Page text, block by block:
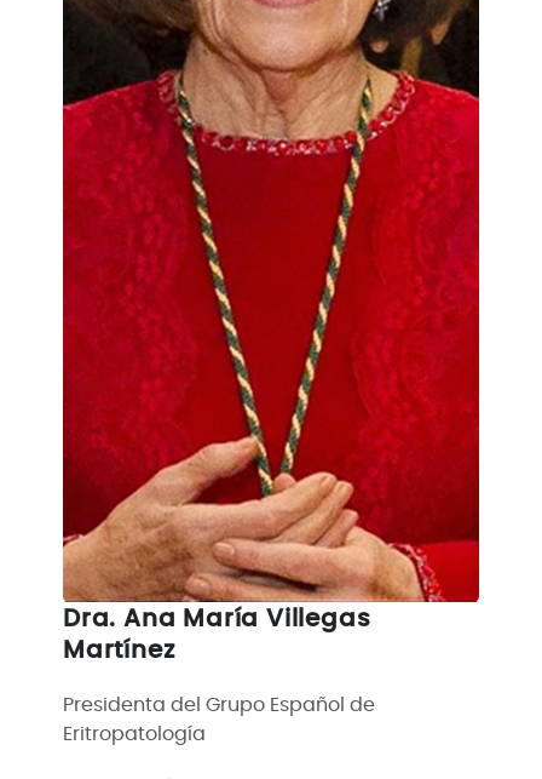
Dra. Ana María Villegas
Martínez
Presidenta del Grupo Español de
Eritropatología